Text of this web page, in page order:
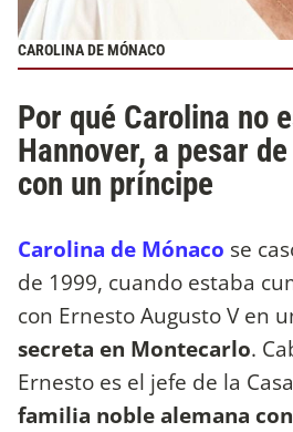
CAROLINA DE MÓNACO
Por qué Carolina no
Hannover, a pesar
con un príncipe
Carolina de Mónaco se
de 1999, cuando estaba
con Ernesto Augusto V en
secreta en Montecarlo.
Ernesto es el jefe de la
familia noble alemana